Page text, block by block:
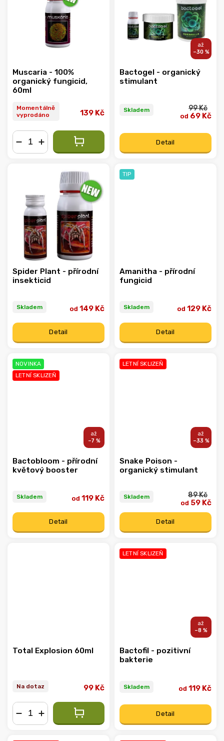
Abecedně
Muscaria - 100%
organický fungicid,
60ml
Momentálně
vyprodáno
139 Kč
–30 %
Bactogel - organický
stimulant
Skladem 99 Kč
od 69 Kč
Detail
Spider Plant - přírodní
insekticid
Skladem od 149 Kč
Detail
TIP
Amanitha - přírodní
fungicid
Skladem od 129 Kč
Detail
NOVINKA
LETNÍ SKLIZEŇ
–7 %
Bactobloom - přírodní
květový booster
Skladem od 119 Kč
Detail
LETNÍ SKLIZEŇ
–33 %
Snake Poison -
organický stimulant
Skladem 89 Kč
od 59 Kč
Detail
Total Explosion 60ml
Na dotaz 99 Kč
LETNÍ SKLIZEŇ
–8 %
Bactofil - pozitivní
bakterie
Skladem od 119 Kč
Detail